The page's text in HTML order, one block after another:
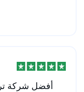
أفضل شركة